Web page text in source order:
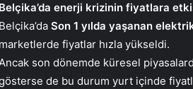
Belçika’da enerji krizinin fiyatlara
Belçika’da Son 1 yılda yaşanan
marketlerde fiyatlar hızla yükseldi.
son dönemde küresel
de bu durum yurt içinde